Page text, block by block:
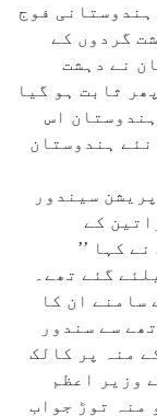
ہندوستانی فوج
گردوں کے
نے دہشت
ثابت ہو گیا
اس
ہندوستان
سیندور
کے
کہا ’’
گئے تھے۔
سامنے ان کا
سے سندور
منہ پر کالک
وزیر اعظم
منہ توڑ جواب